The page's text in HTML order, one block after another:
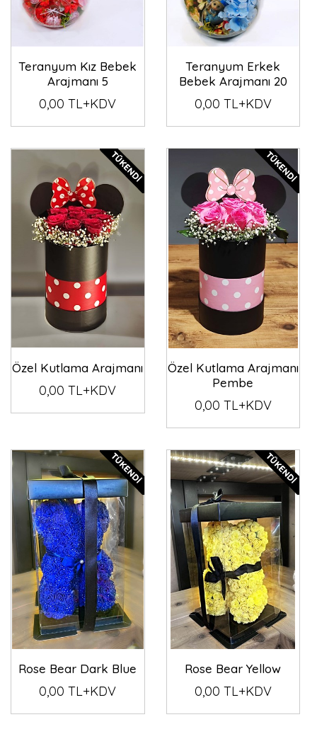
Teranyum Kız Bebek
Arajmanı 5
0,00 TL+KDV
Teranyum Erkek
Bebek Arajmanı 20
0,00 TL+KDV
Özel Kutlama Arajmanı
0,00 TL+KDV
Özel Kutlama Arajmanı
Pembe
0,00 TL+KDV
Rose Bear Dark Blue
0,00 TL+KDV
Rose Bear Yellow
0,00 TL+KDV